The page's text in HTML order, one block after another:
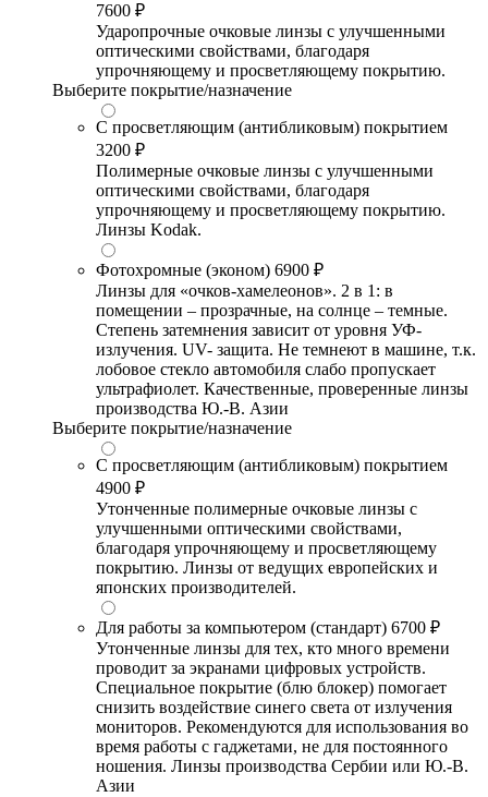
7600 ₽
Ударопрочные очковые линзы с улучшенными
оптическими свойствами, благодаря
упрочняющему и просветляющему покрытию.
Выберите покрытие/назначение
С просветляющим (антибликовым) покрытием
3200 ₽
Полимерные очковые линзы с улучшенными
оптическими свойствами, благодаря
упрочняющему и просветляющему покрытию.
Линзы Kodak.
Фотохромные (эконом) 6900 ₽
Линзы для «очков-хамелеонов». 2 в 1: в
помещении – прозрачные, на солнце – темные.
Степень затемнения зависит от уровня УФ-
излучения. UV- защита. Не темнеют в машине, т.к.
лобовое стекло автомобиля слабо пропускает
ультрафиолет. Качественные, проверенные линзы
производства Ю.-В. Азии
Выберите покрытие/назначение
С просветляющим (антибликовым) покрытием
4900 ₽
Утонченные полимерные очковые линзы с
улучшенными оптическими свойствами,
благодаря упрочняющему и просветляющему
покрытию. Линзы от ведущих европейских и
японских производителей.
Для работы за компьютером (стандарт) 6700 ₽
Утонченные линзы для тех, кто много времени
проводит за экранами цифровых устройств.
Специальное покрытие (блю блокер) помогает
снизить воздействие синего света от излучения
мониторов. Рекомендуются для использования во
время работы с гаджетами, не для постоянного
ношения. Линзы производства Сербии или Ю.-В.
Азии